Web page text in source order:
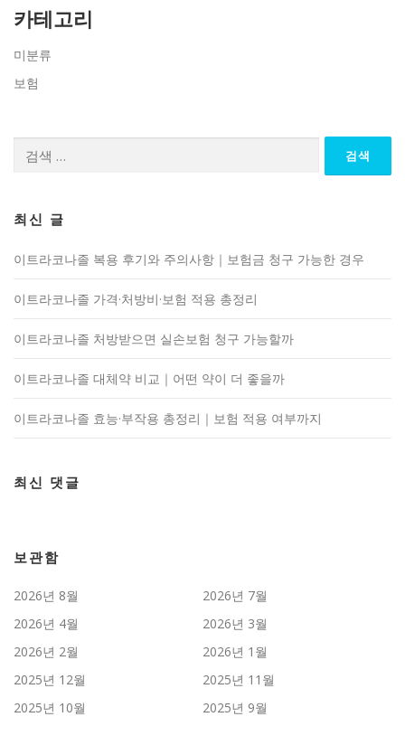
카테고리
미분류
보험
최신 글
이트라코나졸 복용 후기와 주의사항｜보험금 청구 가능한 경우
이트라코나졸 가격·처방비·보험 적용 총정리
이트라코나졸 처방받으면 실손보험 청구 가능할까
이트라코나졸 대체약 비교｜어떤 약이 더 좋을까
이트라코나졸 효능·부작용 총정리｜보험 적용 여부까지
최신 댓글
보관함
2026년 8월
2026년 7월
2026년 4월
2026년 3월
2026년 2월
2026년 1월
2025년 12월
2025년 11월
2025년 10월
2025년 9월